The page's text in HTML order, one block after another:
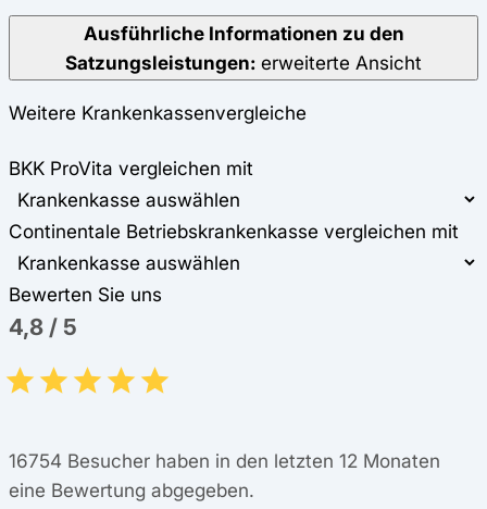
Ausführliche Informationen zu den
Satzungsleistungen: erweiterte Ansicht
Weitere Krankenkassenvergleiche
BKK ProVita vergleichen mit
Continentale Betriebskrankenkasse vergleichen mit
Bewerten Sie uns
4,8 / 5
16754 Besucher haben in den letzten 12 Monaten
eine Bewertung abgegeben.